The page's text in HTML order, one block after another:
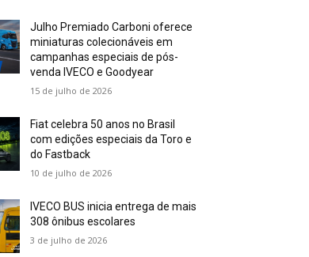
Julho Premiado Carboni oferece
miniaturas colecionáveis em
campanhas especiais de pós-
venda IVECO e Goodyear
15 de julho de 2026
Fiat celebra 50 anos no Brasil
com edições especiais da Toro e
do Fastback
10 de julho de 2026
IVECO BUS inicia entrega de mais
308 ônibus escolares
3 de julho de 2026